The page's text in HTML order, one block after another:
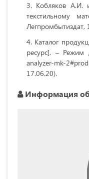
Кобляков А.И.
текстильному
Легпромбытиздат,
Каталог
ресурс]. – Режим
analyzer-mk-
17.06.20).
Информация об